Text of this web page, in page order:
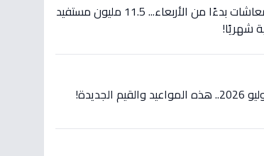
عاجل: الرئيس السيسي يعلن زيادة 15٪ للمعاشات بدءًا من الأربعاء... 11.5 مليون مستفيد